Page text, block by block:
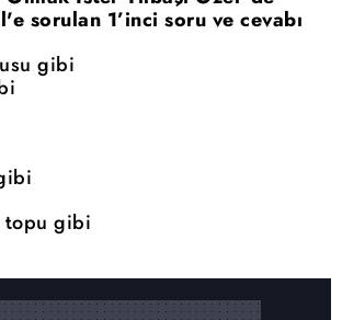
sorulan 1’inci soru ve cevabı
gibi
topu gibi